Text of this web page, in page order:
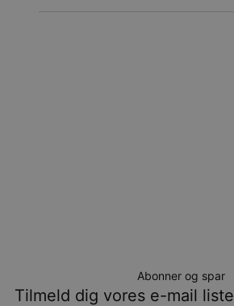
Abonner og spar
Tilmeld dig vores e-mail